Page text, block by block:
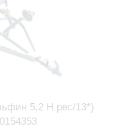
5,2 Н рес/13*)